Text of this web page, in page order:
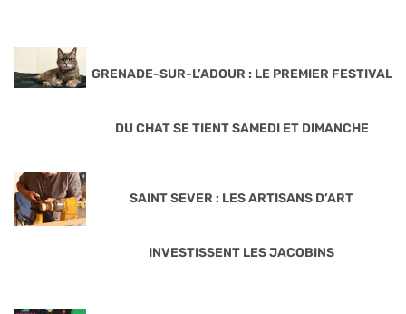
GRENADE-SUR-L’ADOUR : LE PREMIER FESTIVAL
DU CHAT SE TIENT SAMEDI ET DIMANCHE
SAINT SEVER : LES ARTISANS D’ART
INVESTISSENT LES JACOBINS